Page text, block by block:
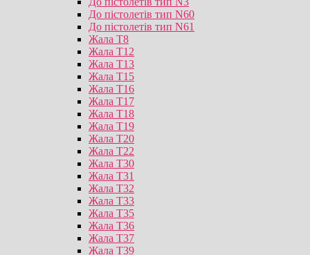
До пістолетів тип N60
До пістолетів тип N61
Жала T8
Жала T12
Жала T13
Жала T15
Жала T16
Жала T17
Жала T18
Жала T19
Жала T20
Жала T22
Жала T30
Жала T31
Жала T32
Жала T33
Жала T35
Жала T36
Жала T37
Жала T39